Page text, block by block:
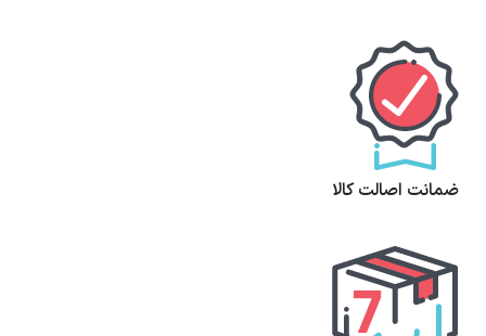
ضمانت اصالت کالا